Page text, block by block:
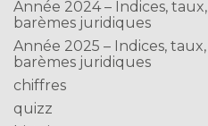
Année 2024 – Indices, taux,
barèmes juridiques
Année 2025 – Indices, taux,
barèmes juridiques
chiffres
quizz